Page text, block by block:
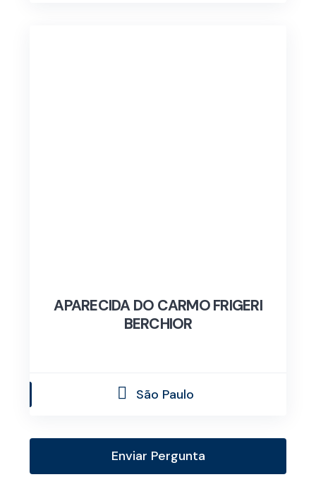
APARECIDA DO CARMO FRIGERI
BERCHIOR
São Paulo
Enviar Pergunta